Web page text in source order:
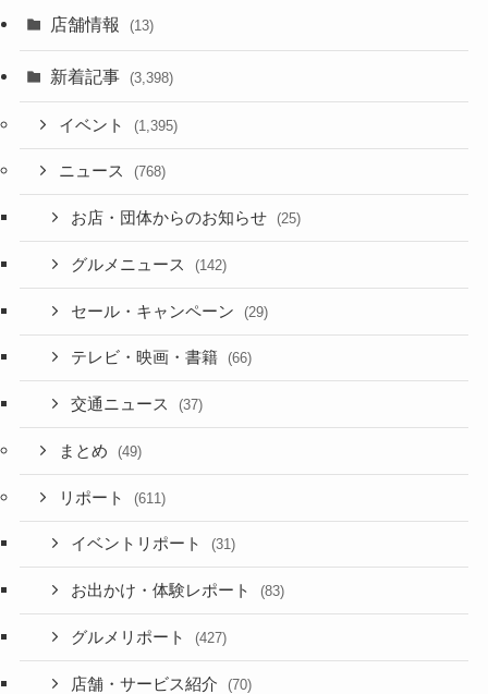
店舗情報 (13)
新着記事 (3,398)
イベント (1,395)
ニュース (768)
お店・団体からのお知らせ (25)
グルメニュース (142)
セール・キャンペーン (29)
テレビ・映画・書籍 (66)
交通ニュース (37)
まとめ (49)
リポート (611)
イベントリポート (31)
お出かけ・体験レポート (83)
グルメリポート (427)
店舗・サービス紹介 (70)